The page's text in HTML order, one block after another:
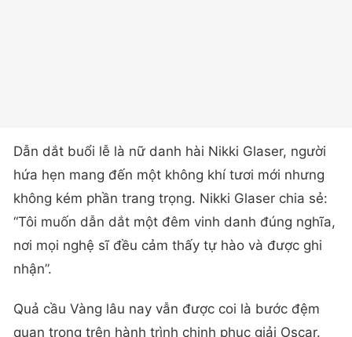
Dẫn dắt buổi lễ là nữ danh hài Nikki Glaser, người
hứa hẹn mang đến một không khí tươi mới nhưng
không kém phần trang trọng. Nikki Glaser chia sẻ:
“Tôi muốn dẫn dắt một đêm vinh danh đúng nghĩa,
nơi mọi nghệ sĩ đều cảm thấy tự hào và được ghi
nhận”.
Quả cầu Vàng lâu nay vẫn được coi là bước đệm
quan trọng trên hành trình chinh phục giải Oscar.